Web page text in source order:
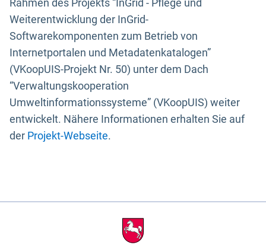
Rahmen des Projekts “InGrid - Pflege und
Weiterentwicklung der InGrid-
Softwarekomponenten zum Betrieb von
Internetportalen und Metadatenkatalogen”
(VKoopUIS-Projekt Nr. 50) unter dem Dach
“Verwaltungskooperation
Umweltinformationssysteme” (VKoopUIS) weiter
entwickelt. Nähere Informationen erhalten Sie auf
der Projekt-Webseite.